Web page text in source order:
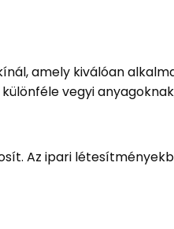
amely kiválóan
vegyi
Az ipari